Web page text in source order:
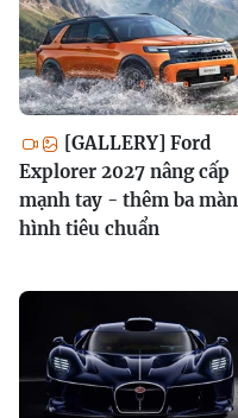
[GALLERY] Ford
Explorer 2027 nâng cấp
mạnh tay - thêm ba màn
hình tiêu chuẩn